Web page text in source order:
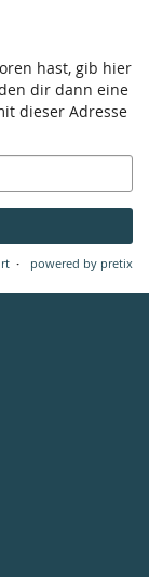
hast, gib hier
dir dann eine
dieser Adresse
powered by pretix